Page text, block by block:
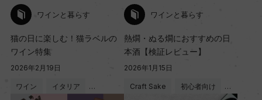
ワインと暮らす
猫の日に楽しむ！猫ラベルの
ワイン特集
2026年2月19日
ワイン イタリア …
ワインと暮らす
熱燗・ぬる燗におすすめの日
本酒【検証レビュー】
2026年1月15日
Craft Sake 初心者向け …